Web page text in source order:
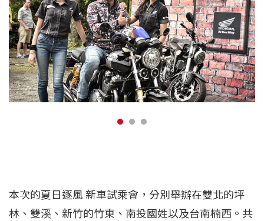
本次的夏日逐風 新車試乘會，分別舉辦在雙北的坪
林、雙溪、新竹的竹東、南投國姓以及台南楠西。共